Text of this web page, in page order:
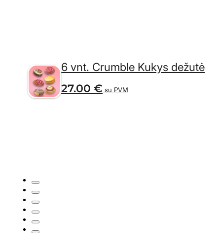
6 vnt. Crumble Kukys dežutė
27.00 € su PVM